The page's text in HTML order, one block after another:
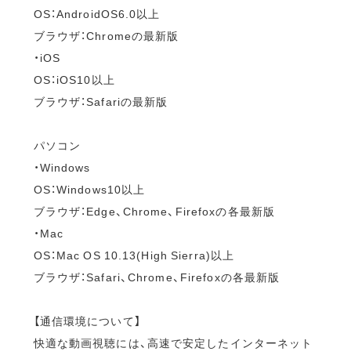
OS：AndroidOS6.0以上
ブラウザ：Chromeの最新版
・iOS
OS：iOS10以上
ブラウザ：Safariの最新版
パソコン
・Windows
OS：Windows10以上
ブラウザ：Edge、Chrome、Firefoxの各最新版
・Mac
OS：Mac OS 10.13(High Sierra)以上
ブラウザ：Safari、Chrome、Firefoxの各最新版
【通信環境について】
快適な動画視聴には、高速で安定したインターネット